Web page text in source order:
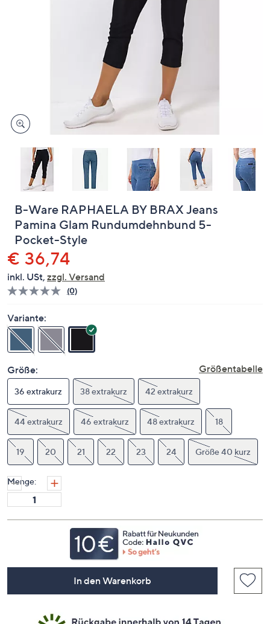
links
bzw.
diese
anzuzeigen.
B-Ware RAPHAELA BY BRAX Jeans
Pamina Glam Rundumdehnbund 5-
Pocket-Style
Gelöscht
€ 36,74
inkl. USt, zzgl. Versand
Bisher
keine
Bewertungen
dieses
auf
derselben
Seite.
(0)
Variante:
Größe: Größentabelle
36 extrakurz 38 extrakurz 42 extrakurz
44 extrakurz 46 extrakurz 48 extrakurz 18
19 20 21 22 23 24 Größe 40 kurz
Menge:
In den Warenkorb